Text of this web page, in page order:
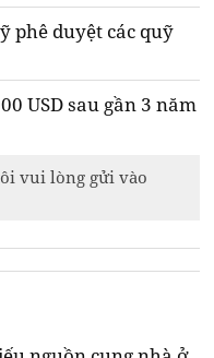
phê duyệt các quỹ
USD sau gần 3 năm
vui lòng gửi vào